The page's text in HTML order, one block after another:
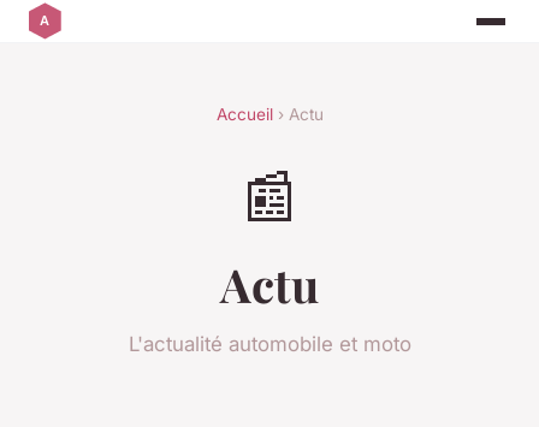
Accueil› Actu
📰
Actu
L'actualité automobile et moto